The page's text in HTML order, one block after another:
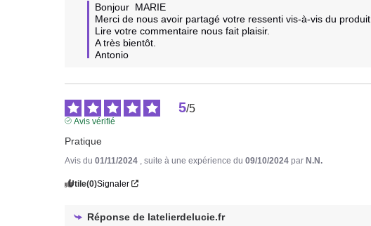
Bonjour  MARIE
Merci de nous avoir partagé votre ressenti vis-à-vis du produit.
Lire votre commentaire nous fait plaisir.
A très bientôt.
Antonio
5/5
Avis vérifié
Pratique
Avis du01/11/2024 , suite à une expérience du09/10/2024 parN.N.
Utile(0)Signaler
Réponse de latelierdelucie.fr